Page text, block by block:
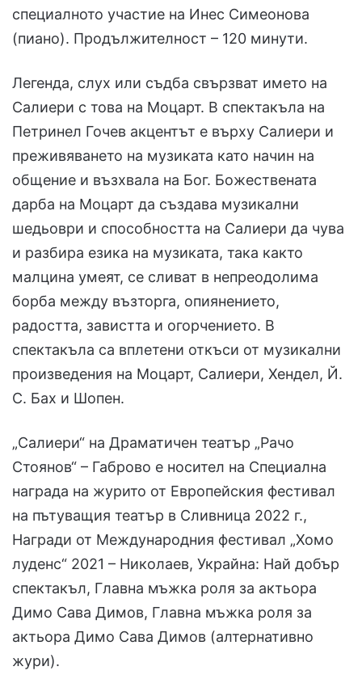
специалното участие на Инес Симеонова
(пиано). Продължителност – 120 минути.
Легенда, слух или съдба свързват името на
Салиери с това на Моцарт. В спектакъла на
Петринел Гочев акцентът е върху Салиери и
преживяването на музиката като начин на
общение и възхвала на Бог. Божествената
дарба на Моцарт да създава музикални
шедьоври и способността на Салиери да чува
и разбира езика на музиката, така както
малцина умеят, се сливат в непреодолима
борба между възторга, опиянението,
радостта, завистта и огорчението. В
спектакъла са вплетени откъси от музикални
произведения на Моцарт, Салиери, Хендел, Й.
С. Бах и Шопен.
„Салиери“ на Драматичен театър „Рачо
Стоянов“ – Габрово е носител на Специална
награда на журито от Европейския фестивал
на пътуващия театър в Сливница 2022 г.,
Награди от Международния фестивал „Хомо
луденс“ 2021 – Николаев, Украйна: Най добър
спектакъл, Главна мъжка роля за актьора
Димо Сава Димов, Главна мъжка роля за
актьора Димо Сава Димов (алтернативно
жури).